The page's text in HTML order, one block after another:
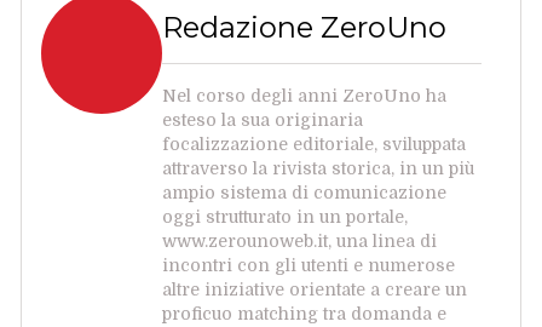
Redazione ZeroUno
Nel corso degli anni ZeroUno ha
esteso la sua originaria
focalizzazione editoriale, sviluppata
attraverso la rivista storica, in un più
ampio sistema di comunicazione
oggi strutturato in un portale,
www.zerounoweb.it, una linea di
incontri con gli utenti e numerose
altre iniziative orientate a creare un
proficuo matching tra domanda e